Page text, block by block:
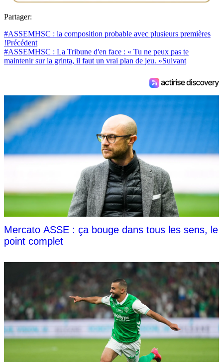
Partager:
#ASSEMHSC : la composition probable avec plusieurs premières
!Précédent
#ASSEMHSC : La Tribune d'en face : « Tu ne peux pas te
maintenir sur la grinta, il faut un vrai plan de jeu. »Suivant
Mercato ASSE : ça bouge dans tous les sens, le
point complet